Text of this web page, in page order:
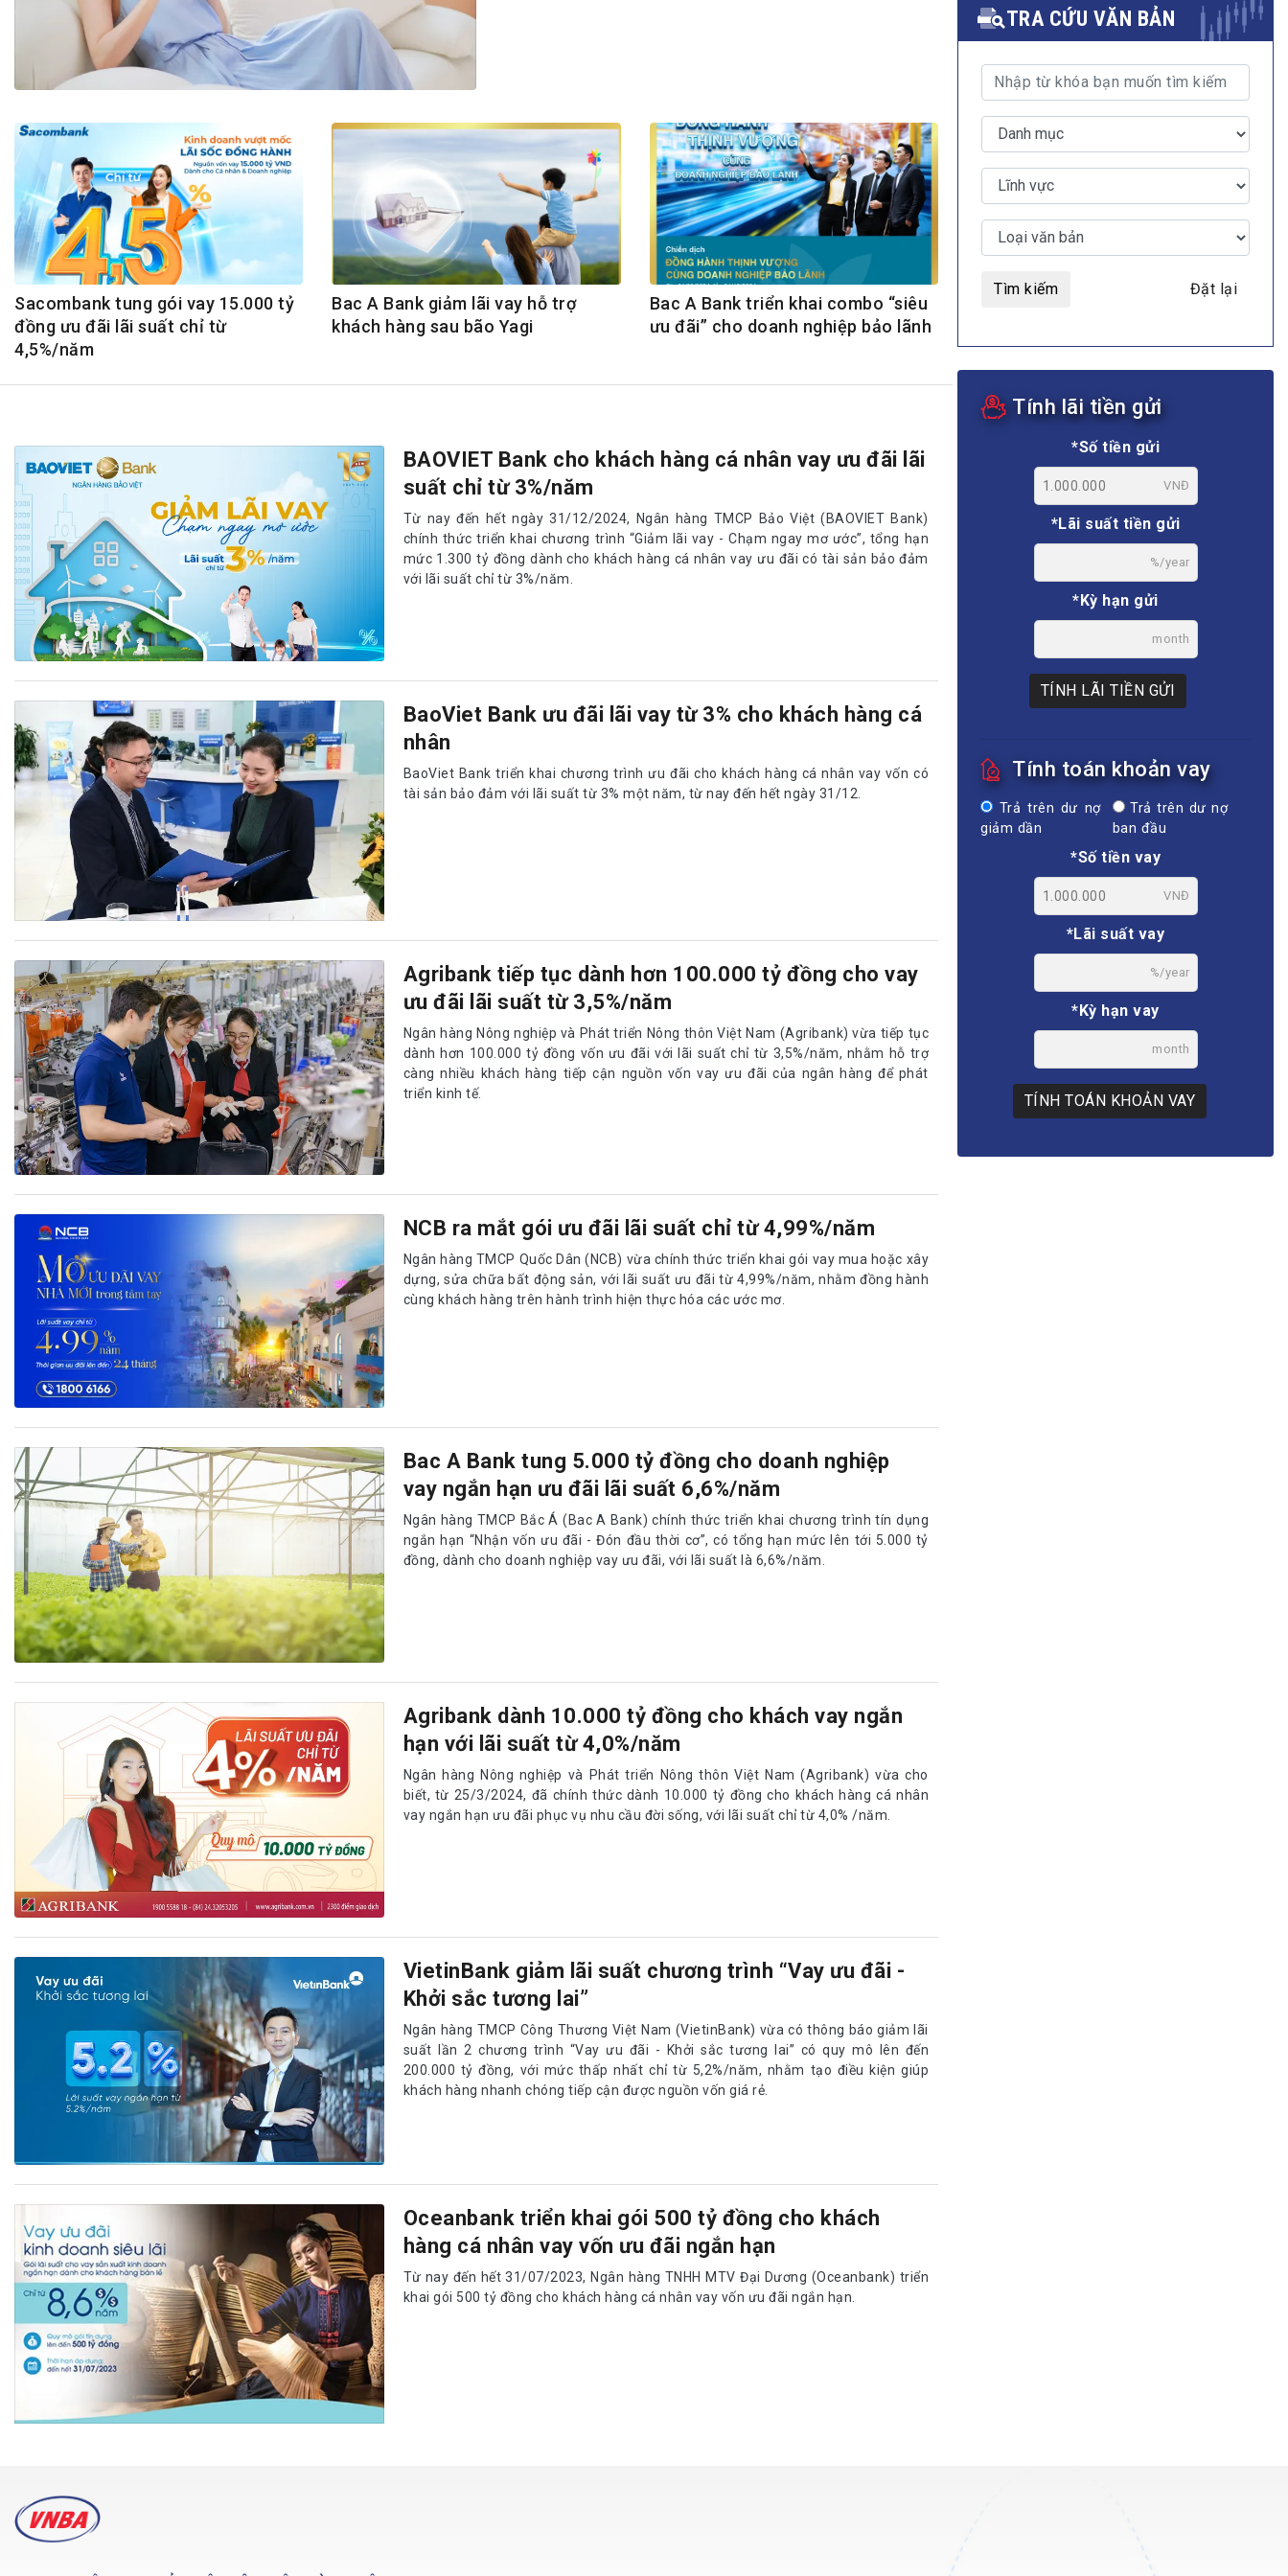
Bộ Chuẩn mực Đạo đức nghề nghiệp
Đấu giá tài sản
Thanh toán –Thẻ
Nhà quản trị
Cơ hội việc làm
GÓP Ý CHÍNH SÁCH
Dự thảo luật
Tư vấn – Hỏi đáp
Tra cứu văn bản
ĐẤU GIÁ TÀI SẢN TUYỂN DỤNG
MULTIMEDIA
Video
E-magazines
Sacombank tung gói vay 15.000 tỷ
đồng ưu đãi lãi suất chỉ từ
4,5%/năm
Bac A Bank giảm lãi vay hỗ trợ
khách hàng sau bão Yagi
Bac A Bank triển khai combo “siêu
ưu đãi” cho doanh nghiệp bảo lãnh
BAOVIET Bank cho khách hàng cá nhân vay ưu đãi lãi
suất chỉ từ 3%/năm
Từ nay đến hết ngày 31/12/2024, Ngân hàng TMCP Bảo Việt (BAOVIET Bank)
chính thức triển khai chương trình “Giảm lãi vay - Chạm ngay mơ ước”, tổng hạn
mức 1.300 tỷ đồng dành cho khách hàng cá nhân vay ưu đãi có tài sản bảo đảm
với lãi suất chỉ từ 3%/năm.
BaoViet Bank ưu đãi lãi vay từ 3% cho khách hàng cá
nhân
BaoViet Bank triển khai chương trình ưu đãi cho khách hàng cá nhân vay vốn có
tài sản bảo đảm với lãi suất từ 3% một năm, từ nay đến hết ngày 31/12.
Agribank tiếp tục dành hơn 100.000 tỷ đồng cho vay
ưu đãi lãi suất từ 3,5%/năm
Ngân hàng Nông nghiệp và Phát triển Nông thôn Việt Nam (Agribank) vừa tiếp tục
dành hơn 100.000 tỷ đồng vốn ưu đãi với lãi suất chỉ từ 3,5%/năm, nhằm hỗ trợ
càng nhiều khách hàng tiếp cận nguồn vốn vay ưu đãi của ngân hàng để phát
triển kinh tế.
NCB ra mắt gói ưu đãi lãi suất chỉ từ 4,99%/năm
Ngân hàng TMCP Quốc Dân (NCB) vừa chính thức triển khai gói vay mua hoặc xây
dựng, sửa chữa bất động sản, với lãi suất ưu đãi từ 4,99%/năm, nhằm đồng hành
cùng khách hàng trên hành trình hiện thực hóa các ước mơ.
Bac A Bank tung 5.000 tỷ đồng cho doanh nghiệp
vay ngắn hạn ưu đãi lãi suất 6,6%/năm
Ngân hàng TMCP Bắc Á (Bac A Bank) chính thức triển khai chương trình tín dụng
ngắn hạn “Nhận vốn ưu đãi - Đón đầu thời cơ”, có tổng hạn mức lên tới 5.000 tỷ
đồng, dành cho doanh nghiệp vay ưu đãi, với lãi suất là 6,6%/năm.
Agribank dành 10.000 tỷ đồng cho khách vay ngắn
hạn với lãi suất từ 4,0%/năm
Ngân hàng Nông nghiệp và Phát triển Nông thôn Việt Nam (Agribank) vừa cho
biết, từ 25/3/2024, đã chính thức dành 10.000 tỷ đồng cho khách hàng cá nhân
vay ngắn hạn ưu đãi phục vụ nhu cầu đời sống, với lãi suất chỉ từ 4,0% /năm.
VietinBank giảm lãi suất chương trình “Vay ưu đãi -
Khởi sắc tương lai”
Ngân hàng TMCP Công Thương Việt Nam (VietinBank) vừa có thông báo giảm lãi
suất lần 2 chương trình “Vay ưu đãi - Khởi sắc tương lai” có quy mô lên đến
200.000 tỷ đồng, với mức thấp nhất chỉ từ 5,2%/năm, nhằm tạo điều kiện giúp
khách hàng nhanh chóng tiếp cận được nguồn vốn giá rẻ.
Oceanbank triển khai gói 500 tỷ đồng cho khách
hàng cá nhân vay vốn ưu đãi ngắn hạn
Từ nay đến hết 31/07/2023, Ngân hàng TNHH MTV Đại Dương (Oceanbank) triển
khai gói 500 tỷ đồng cho khách hàng cá nhân vay vốn ưu đãi ngắn hạn.
TRA CỨU VĂN BẢN
Tìm kiếm Đặt lại
Tính lãi tiền gửi
*Số tiền gửi
VNĐ
*Lãi suất tiền gửi
%/year
*Kỳ hạn gửi
month
TÍNH LÃI TIỀN GỬI
Tính toán khoản vay
Trả trên dư nợ
giảm dần
Trả trên dư nợ
ban đầu
*Số tiền vay
VNĐ
*Lãi suất vay
%/year
*Kỳ hạn vay
month
TÍNH TOÁN KHOẢN VAY